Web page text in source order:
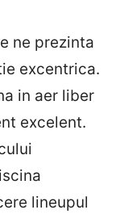
ne prezinta
excentrica.
in aer liber
excelent.
lineupul